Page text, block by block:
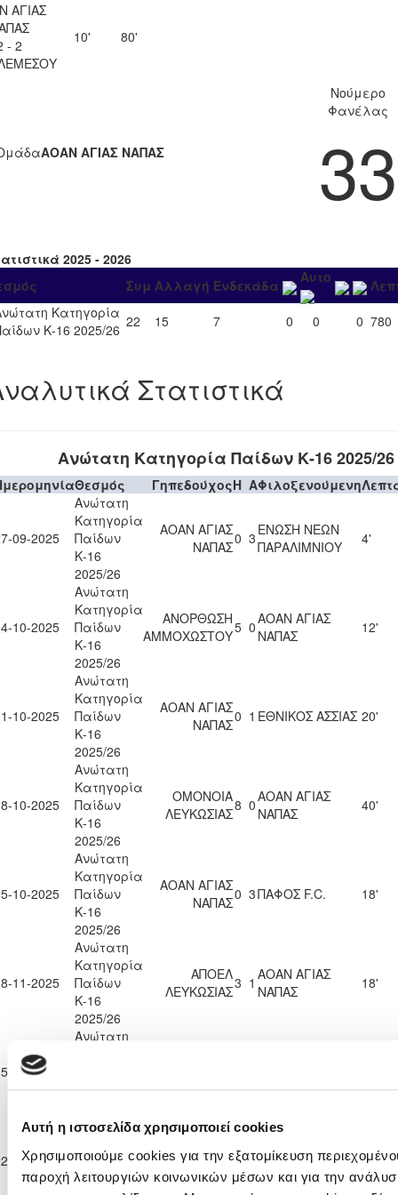
Αυτή η ιστοσελίδα χρησιμοποιεί cookies
Χρησιμοποιούμε cookies για την εξατομίκευση
παροχή λειτουργιών κοινωνικών μέσων και για την
ΑΓΙΑΣ
- 2
10' 80'
ΑΟΑΝ ΑΓΙΑΣ ΝΑΠΑΣ
Νούμερο
Φανέλας
33
2025 - 2026
Συμ Αλλαγή Ενδεκάδα Αυτο
Κατηγορία
Κ-16 2025/26 22 15 7 0 0 0 780
Στατιστικά
Ανώτατη Κατηγορία Παίδων Κ-16 2025/26
Θεσμός ΓηπεδούχοςH AΦιλοξενούμενη
09-2025
Ανώτατη
Κατηγορία
Παίδων
Κ-16
2025/26
ΑΟΑΝ ΑΓΙΑΣ
ΝΑΠΑΣ0 3 ΕΝΩΣΗ ΝΕΩΝ
ΠΑΡΑΛΙΜΝΙΟΥ
4'
10-2025
Ανώτατη
Κατηγορία
Παίδων
Κ-16
2025/26
ΑΝΟΡΘΩΣΗ
ΑΜΜΟΧΩΣΤΟΥ5 0ΑΟΑΝ ΑΓΙΑΣ
ΝΑΠΑΣ
12'
10-2025
Ανώτατη
Κατηγορία
Παίδων
Κ-16
2025/26
ΑΟΑΝ ΑΓΙΑΣ
ΝΑΠΑΣ0 1 ΕΘΝΙΚΟΣ ΑΣΣΙΑΣ 20'
10-2025
Ανώτατη
Κατηγορία
Παίδων
Κ-16
2025/26
ΟΜΟΝΟΙΑ
ΛΕΥΚΩΣΙΑΣ8 0ΑΟΑΝ ΑΓΙΑΣ
ΝΑΠΑΣ
40'
10-2025
Ανώτατη
Κατηγορία
Παίδων
Κ-16
2025/26
ΑΟΑΝ ΑΓΙΑΣ
ΝΑΠΑΣ0 3ΠΑΦΟΣ F.C. 18'
11-2025
Ανώτατη
Κατηγορία
Παίδων
Κ-16
2025/26
ΑΠΟΕΛ
ΛΕΥΚΩΣΙΑΣ3 1 ΑΟΑΝ ΑΓΙΑΣ
ΝΑΠΑΣ
18'
11-2025
Ανώτατη
Κ-16
11-2025
Ανώτατη
Παίδων
Κ-16
ΑΕΚ
ΛΑΡΝΑΚΑΣ
2 1ΑΟΑΝ ΑΓΙΑΣ
52'